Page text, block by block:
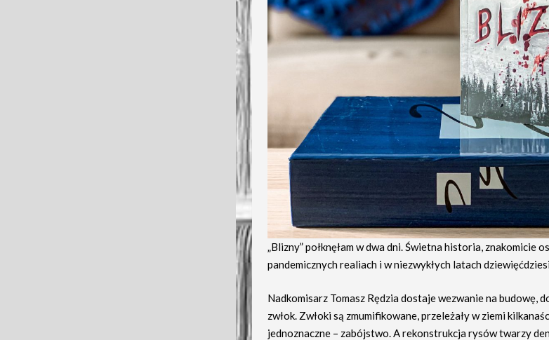
„Blizny” połknęłam w dwa dni. Świetna historia, znakomicie
pandemicznych realiach i w niezwykłych latach
Nadkomisarz Tomasz Rędzia dostaje wezwanie na budowę,
zwłok. Zwłoki są zmumifikowane, przeleżały w ziemi
jednoznaczne – zabójstwo. A rekonstrukcja rysów twarzy